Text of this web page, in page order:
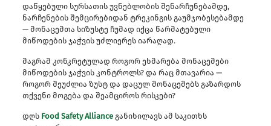
დაწყებული სურსათის უვნებლობის შენარჩუნებამდე,
ნარჩენების შემცირებიდან ტრეკინგის გაუმჯობესებამდე
— მონაცემთა სიზუსტე ჩუმად იქცა წარმატებული
მიწოდების ჯაჭვის უძლიერეს იარაღად.
მაგრამ კონკრეტულად როგორ ეხმარება მონაცემები
მიწოდების ჯაჭვის კონტროლს? და რაც მთავარია —
როგორ შეუძლია ზუსტ და დაცულ მონაცემებს გაზარდოს
თქვენი მოგება და შეამციროს რისკები?
დღს Food Safety Allianceგანიხილავს ამ საკითხს